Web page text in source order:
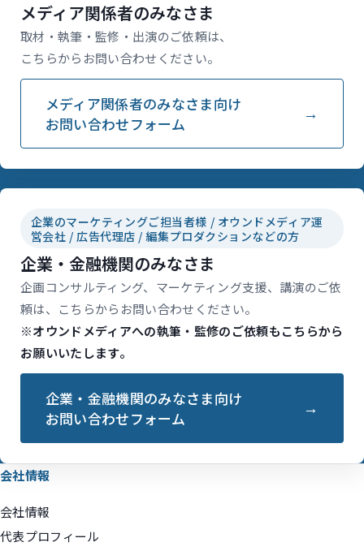
メディア関係者のみなさま
取材・執筆・監修・出演のご依頼は、
こちらからお問い合わせください。
メディア関係者のみなさま向け
お問い合わせフォーム
企業のマーケティングご担当者様 / オウンドメディア運
営会社 / 広告代理店 / 編集プロダクションなどの方
企業・金融機関のみなさま
企画コンサルティング、マーケティング支援、講演のご依
頼は、こちらからお問い合わせください。
※オウンドメディアへの執筆・監修のご依頼もこちらから
お願いいたします。
企業・金融機関のみなさま向け
お問い合わせフォーム
会社情報
会社情報
代表プロフィール